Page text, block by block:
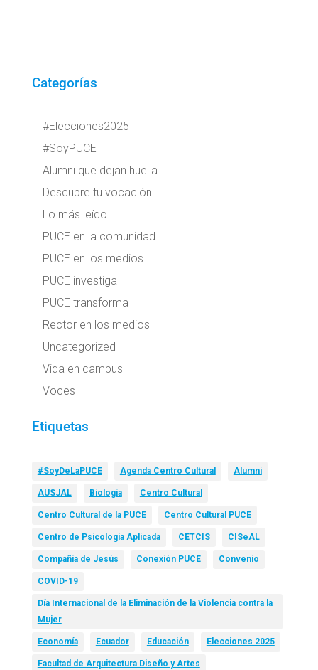
Categorías
#Elecciones2025
#SoyPUCE
Alumni que dejan huella
Descubre tu vocación
Lo más leído
PUCE en la comunidad
PUCE en los medios
PUCE investiga
PUCE transforma
Rector en los medios
Uncategorized
Vida en campus
Voces
Etiquetas
#SoyDeLaPUCE Agenda Centro Cultural Alumni
AUSJAL Biología Centro Cultural
Centro Cultural de la PUCE Centro Cultural PUCE
Centro de Psicología Aplicada CETCIS CISeAL
Compañía de Jesús Conexión PUCE Convenio
COVID-19
Día Internacional de la Eliminación de la Violencia contra la
Mujer
Economía Ecuador Educación Elecciones 2025
Facultad de Arquitectura Diseño y Artes